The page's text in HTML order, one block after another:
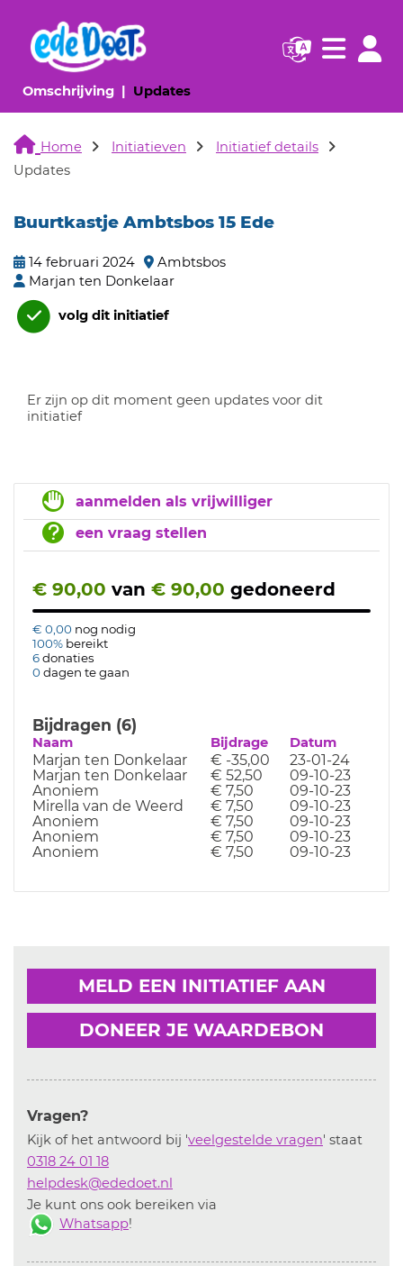
Omschrijving(huidige pagina)
Updates(huidige pagina)
Navigatie
Home Initiatieven
Initiatief details
Updates
Buurtkastje Ambtsbos 15 Ede
14 februari 2024
Ambtsbos
Marjan ten Donkelaar
volg dit initiatief
Er zijn op dit moment geen updates voor dit
initiatief
aanmelden als vrijwilliger
een vraag stellen
€ 90,00 van € 90,00 gedoneerd
€ 0,00 nog nodig
100% bereikt
6donaties
0dagen te gaan
Bijdragen (6)
Naam Bijdrage Datum
Marjan ten Donkelaar € -35,00
23-01-24
Marjan ten Donkelaar
€ 52,50
09-10-23
Anoniem
€ 7,50
09-10-23
Mirella van de Weerd
€ 7,50
09-10-23
Anoniem
€ 7,50
09-10-23
Anoniem
€ 7,50
09-10-23
Anoniem
€ 7,50 09-10-23
MELD EEN INITIATIEF AAN
DONEER JE WAARDEBON
Vragen?
Kijk of het antwoord bij 'veelgestelde vragen' staat
0318 24 01 18
helpdesk@ededoet.nl
Je kunt ons ook bereiken via
Whatsapp!